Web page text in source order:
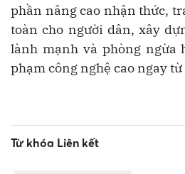
phần nâng cao nhận thức,
toàn cho người dân, xây
lành mạnh và phòng ngừa
phạm công nghệ cao ngay từ
Từ khóa Liên kết